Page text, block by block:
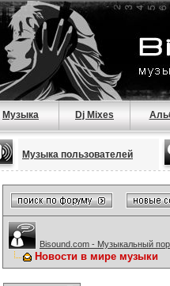
Музыка Dj Mixes
Музыка пользователей
Bisound.com - Музыкальный
Новости в мире музыки